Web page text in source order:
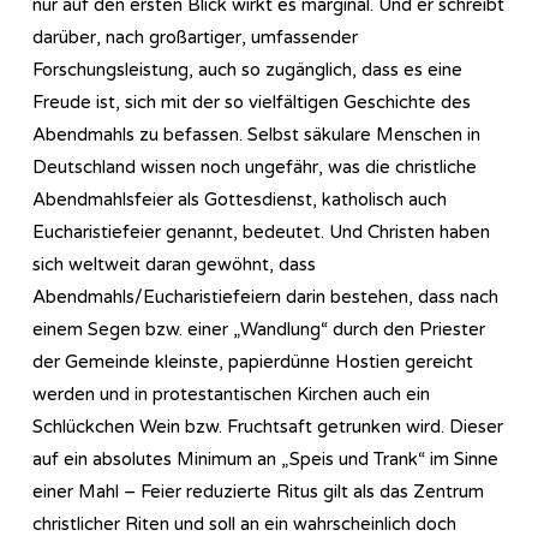
nur auf den ersten Blick wirkt es marginal. Und er schreibt
darüber, nach großartiger, umfassender
Forschungsleistung, auch so zugänglich, dass es eine
Freude ist, sich mit der so vielfältigen Geschichte des
Abendmahls zu befassen. Selbst säkulare Menschen in
Deutschland wissen noch ungefähr, was die christliche
Abendmahlsfeier als Gottesdienst, katholisch auch
Eucharistiefeier genannt, bedeutet. Und Christen haben
sich weltweit daran gewöhnt, dass
Abendmahls/Eucharistiefeiern darin bestehen, dass nach
einem Segen bzw. einer „Wandlung“ durch den Priester
der Gemeinde kleinste, papierdünne Hostien gereicht
werden und in protestantischen Kirchen auch ein
Schlückchen Wein bzw. Fruchtsaft getrunken wird. Dieser
auf ein absolutes Minimum an „Speis und Trank“ im Sinne
einer Mahl – Feier reduzierte Ritus gilt als das Zentrum
christlicher Riten und soll an ein wahrscheinlich doch